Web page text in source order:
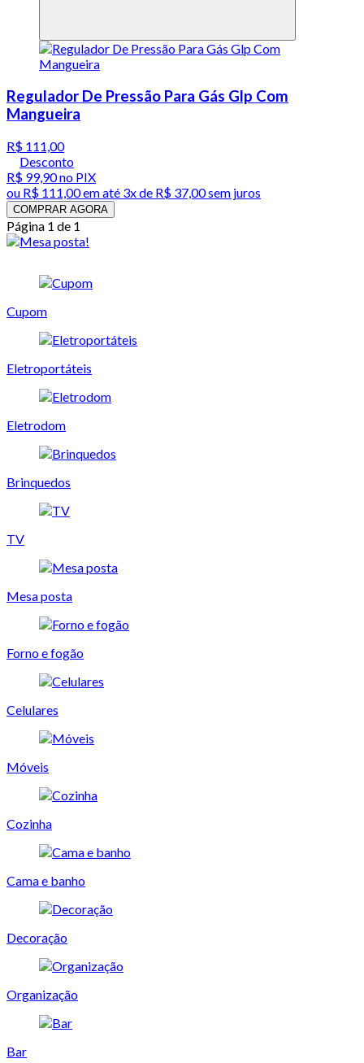
Regulador De Pressão Para Gás Glp Com
Mangueira
R$ 111,00
Desconto
R$ 99,90no PIX
ou R$ 111,00em até 3x de R$ 37,00 sem juros
COMPRAR AGORA
Página 1 de 1
Cupom
Eletroportáteis
Eletrodom
Brinquedos
TV
Mesa posta
Forno e fogão
Celulares
Móveis
Cozinha
Cama e banho
Decoração
Organização
Bar